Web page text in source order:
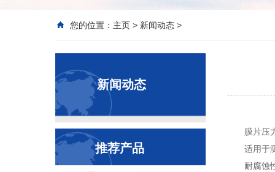
您的位置： 主页 > 新闻动态 >
新闻动态
推荐产品
膜片压
适用于
耐腐蚀